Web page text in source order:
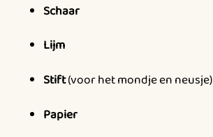
Schaar
Lijm
Stift(voor het mondje en neusje)
Papier